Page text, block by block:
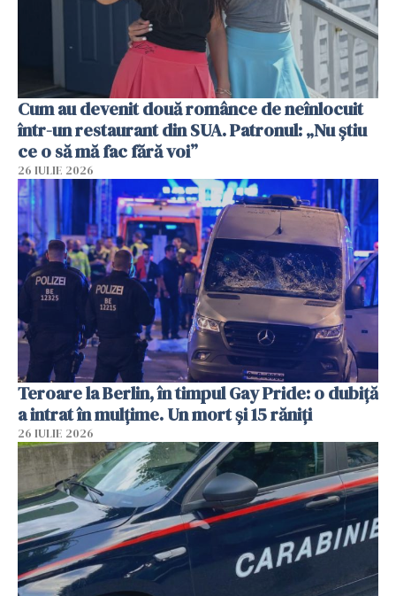
Cum au devenit două românce de neînlocuit
într-un restaurant din SUA. Patronul: „Nu știu
ce o să mă fac fără voi”
26 IULIE 2026
Teroare la Berlin, în timpul Gay Pride: o dubiță
a intrat în mulțime. Un mort și 15 răniți
26 IULIE 2026